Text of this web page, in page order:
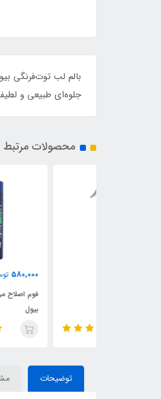
جلوه‌ای طبیعی و
محصولات مرتبط
فوم اصلاح مردانه پوست
توضیحات